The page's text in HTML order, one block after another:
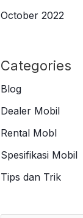
October 2022
Categories
Blog
Dealer Mobil
Rental Mobl
Spesifikasi Mobil
Tips dan Trik